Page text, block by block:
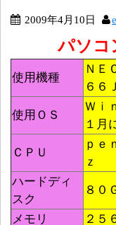
2009年4月10日
パソ
使用機種
ＮＥ
６６
使用ＯＳ
Ｗｉ
１月
ＣＰＵ
ｐｅ
ｚ
ハードディ
スク
８０
メモリ
２５